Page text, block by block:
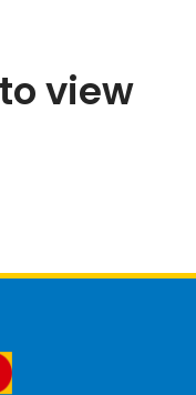
view